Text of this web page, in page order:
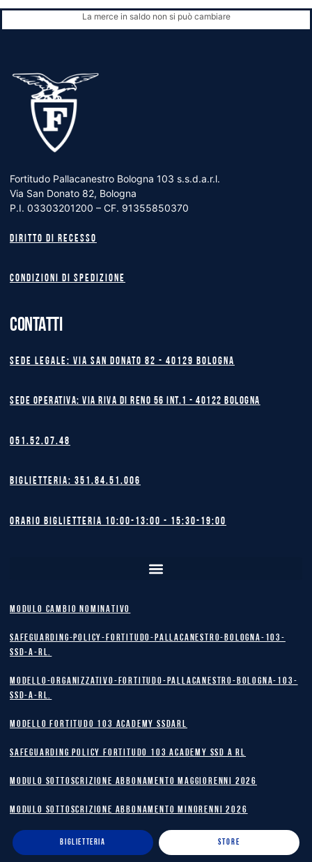
La merce in saldo non si può cambiare
Fortitudo Pallacanestro Bologna 103 s.s.d.a.r.l.
Via San Donato 82, Bologna
P.I. 03303201200 – CF. 91355850370
Diritto di recesso
Condizioni di spedizione
CONTATTI
Sede legale: Via San Donato 82 - 40129 BOLOGNA
Sede operativa: Via Riva di Reno 56 int.1 - 40122 BOLOGNA
051.52.07.48
Biglietteria: 351.84.51.006
Orario biglietteria 10:00-13:00 - 15:30-19:00
MODULO CAMBIO NOMINATIVO
safeguarding-policy-Fortitudo-Pallacanestro-Bologna-103-
SSD-A-RL.
Modello-Organizzativo-Fortitudo-Pallacanestro-Bologna-103-
SSD-A-RL.
MODELLO FORTITUDO 103 ACADEMY SSDARL
safeguarding policy Fortitudo 103 Academy SSD A RL
MODULO SOTTOSCRIZIONE ABBONAMENTO MAGGIORENNI 2026
MODULO SOTTOSCRIZIONE ABBONAMENTO MINORENNI 2026
BIGLIETTERIA STORE